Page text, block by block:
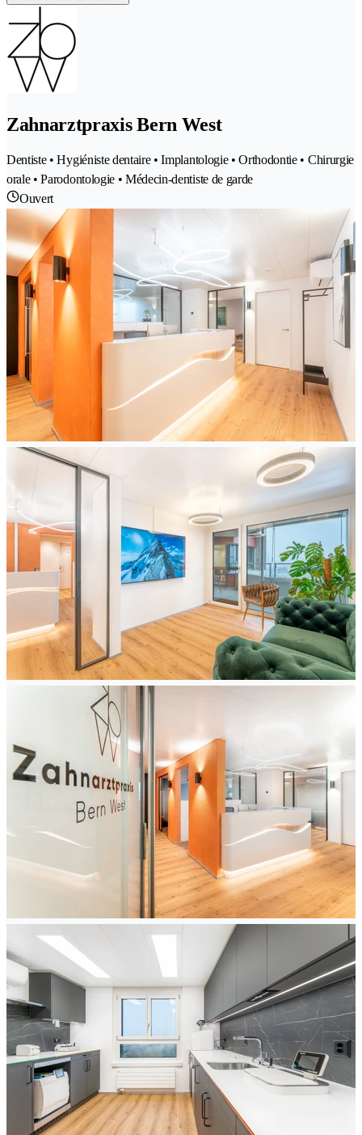
Zahnarztpraxis Bern West
Dentiste • Hygiéniste dentaire • Implantologie • Orthodontie • Chirurgie
orale • Parodontologie • Médecin-dentiste de garde
Ouvert